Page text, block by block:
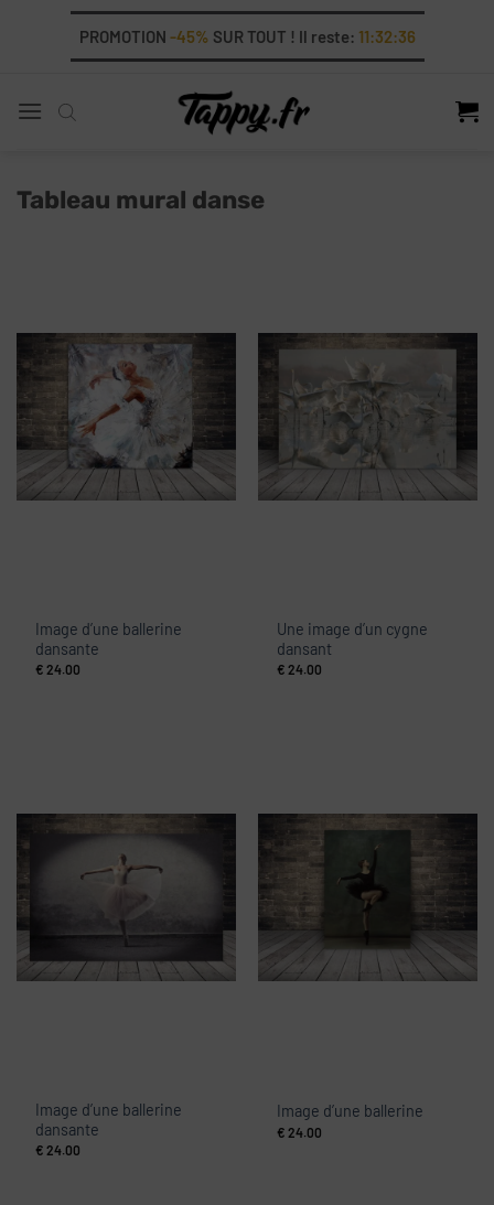
PROMOTION -45% SUR TOUT ! Il reste: 11:32:36
Tableau mural danse
Image d’une ballerine
dansante
€ 24.00
Une image d’un cygne
dansant
€ 24.00
Image d’une ballerine
dansante
€ 24.00
Image d’une ballerine
€ 24.00